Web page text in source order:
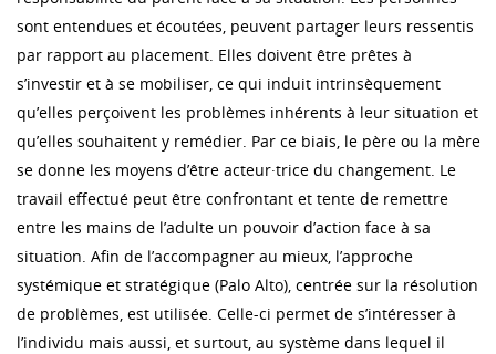
sont entendues et écoutées, peuvent partager leurs ressentis
par rapport au placement. Elles doivent être prêtes à
s’investir et à se mobiliser, ce qui induit intrinsèquement
qu’elles perçoivent les problèmes inhérents à leur situation et
qu’elles souhaitent y remédier. Par ce biais, le père ou la mère
se donne les moyens d’être acteur·trice du changement. Le
travail effectué peut être confrontant et tente de remettre
entre les mains de l’adulte un pouvoir d’action face à sa
situation. Afin de l’accompagner au mieux, l’approche
systémique et stratégique (Palo Alto), centrée sur la résolution
de problèmes, est utilisée. Celle-ci permet de s’intéresser à
l’individu mais aussi, et surtout, au système dans lequel il